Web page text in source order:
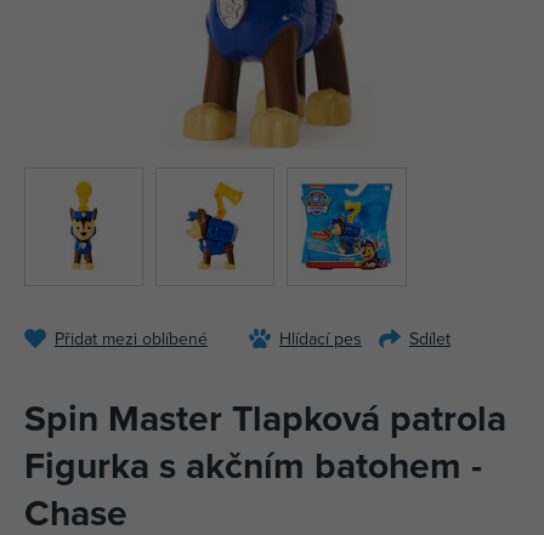
Přidat mezi oblíbené Hlídací pes Sdílet
Spin Master Tlapková patrola
Figurka s akčním batohem -
Chase